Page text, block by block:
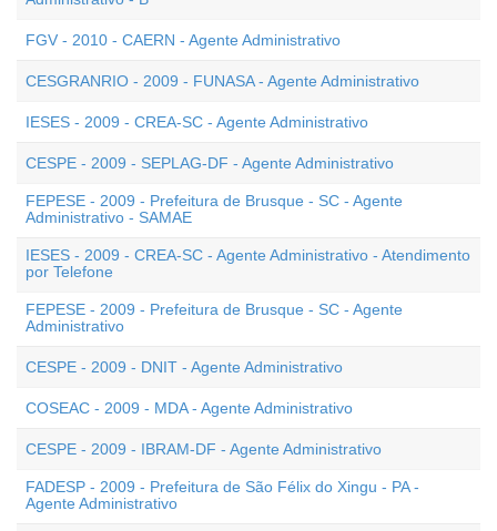
FGV - 2010 - CAERN - Agente Administrativo
CESGRANRIO - 2009 - FUNASA - Agente Administrativo
IESES - 2009 - CREA-SC - Agente Administrativo
CESPE - 2009 - SEPLAG-DF - Agente Administrativo
FEPESE - 2009 - Prefeitura de Brusque - SC - Agente
Administrativo - SAMAE
IESES - 2009 - CREA-SC - Agente Administrativo - Atendimento
por Telefone
FEPESE - 2009 - Prefeitura de Brusque - SC - Agente
Administrativo
CESPE - 2009 - DNIT - Agente Administrativo
COSEAC - 2009 - MDA - Agente Administrativo
CESPE - 2009 - IBRAM-DF - Agente Administrativo
FADESP - 2009 - Prefeitura de São Félix do Xingu - PA -
Agente Administrativo